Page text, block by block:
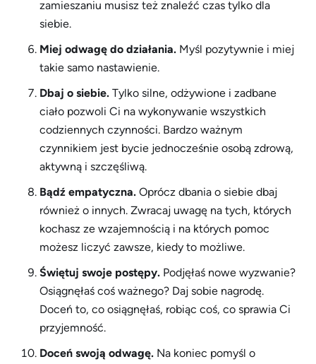
zamieszaniu musisz też znaleźć czas tylko dla
siebie.
Miej odwagę do działania. Myśl pozytywnie i miej
takie samo nastawienie.
Dbaj o siebie. Tylko silne, odżywione i zadbane
ciało pozwoli Ci na wykonywanie wszystkich
codziennych czynności. Bardzo ważnym
czynnikiem jest bycie jednocześnie osobą zdrową,
aktywną i szczęśliwą.
Bądź empatyczna. Oprócz dbania o siebie dbaj
również o innych. Zwracaj uwagę na tych, których
kochasz ze wzajemnością i na których pomoc
możesz liczyć zawsze, kiedy to możliwe.
Świętuj swoje postępy. Podjęłaś nowe wyzwanie?
Osiągnęłaś coś ważnego? Daj sobie nagrodę.
Doceń to, co osiągnęłaś, robiąc coś, co sprawia Ci
przyjemność.
Doceń swoją odwagę. Na koniec pomyśl o